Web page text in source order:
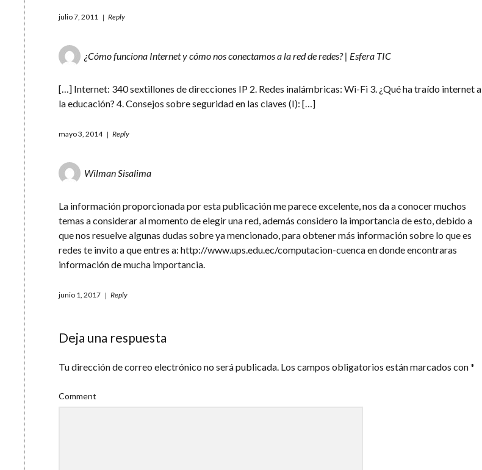
julio 7, 2011 Reply
¿Cómo funciona Internet y cómo nos conectamos a la red de redes? | Esfera TIC
[…] Internet: 340 sextillones de direcciones IP 2. Redes inalámbricas: Wi-Fi 3. ¿Qué ha traído internet a
la educación? 4. Consejos sobre seguridad en las claves (I): […]
mayo 3, 2014 Reply
Wilman Sisalima
La información proporcionada por esta publicación me parece excelente, nos da a conocer muchos
temas a considerar al momento de elegir una red, además considero la importancia de esto, debido a
que nos resuelve algunas dudas sobre ya mencionado, para obtener más información sobre lo que es
redes te invito a que entres a: http://www.ups.edu.ec/computacion-cuencaen donde encontraras
información de mucha importancia.
junio 1, 2017 Reply
Deja una respuesta
Tu dirección de correo electrónico no será publicada. Los campos obligatorios están marcados con*
Comment